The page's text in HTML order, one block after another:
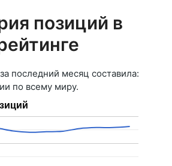
позиций в
последний месяц составила:
по всему миру.